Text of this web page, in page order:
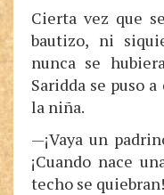
Cierta vez que
bautizo, ni
nunca se
Saridda se puso
la niña.
—¡Vaya un
¡Cuando nace
techo se quiebran!